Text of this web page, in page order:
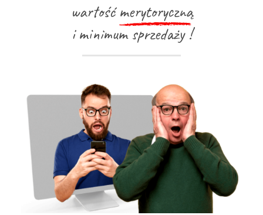
wartośćmerytoryczną
i minimum sprzedaży !